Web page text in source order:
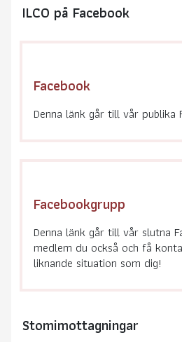
ILCO på Facebook
Facebook
Denna länk går till vår publika
Facebookgrupp
Denna länk går till vår slutna
medlem du också och få
liknande situation som dig!
Stomimottagningar